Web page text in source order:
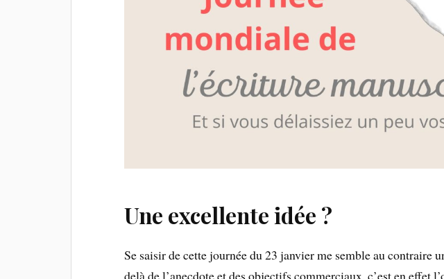
Une excellente idée ?
Se saisir de cette journée du 23 janvier me semble au contraire